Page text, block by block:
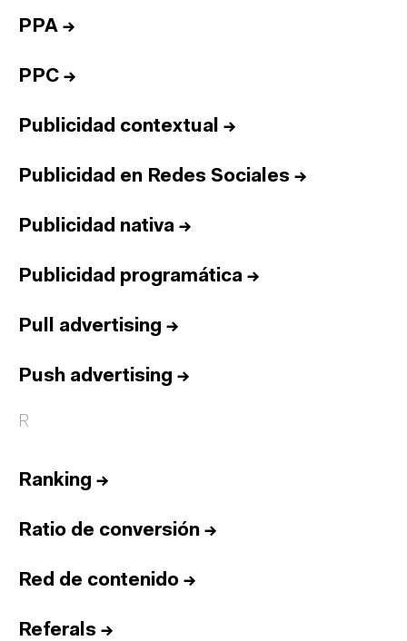
PPA →
PPC →
Publicidad contextual →
Publicidad en Redes Sociales →
Publicidad nativa →
Publicidad programática →
Pull advertising →
Push advertising →
R
Ranking →
Ratio de conversión →
Red de contenido →
Referals →